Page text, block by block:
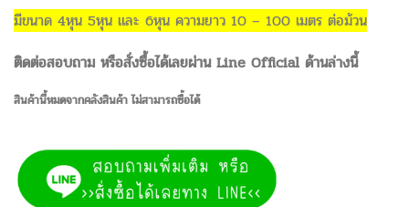
มีขนาด 4หุน 5หุน และ 6หุน ความยาว 10 – 100 เมตร ต่อม้วน
ติดต่อสอบถาม หรือสั่งซื้อได้เลยผ่าน Line Official ด้านล่างนี้
สินค้านี้หมดจากคลังสินค้า ไม่สามารถซื้อได้